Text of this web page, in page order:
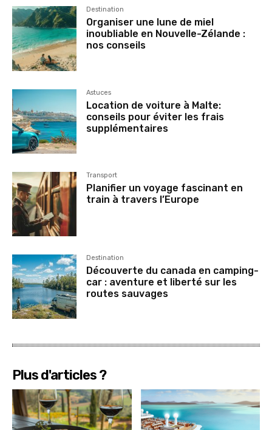
Destination
Organiser une lune de miel
inoubliable en Nouvelle-Zélande :
nos conseils
Astuces
Location de voiture à Malte:
conseils pour éviter les frais
supplémentaires
Transport
Planifier un voyage fascinant en
train à travers l’Europe
Destination
Découverte du canada en camping-
car : aventure et liberté sur les
routes sauvages
Plus d'articles ?